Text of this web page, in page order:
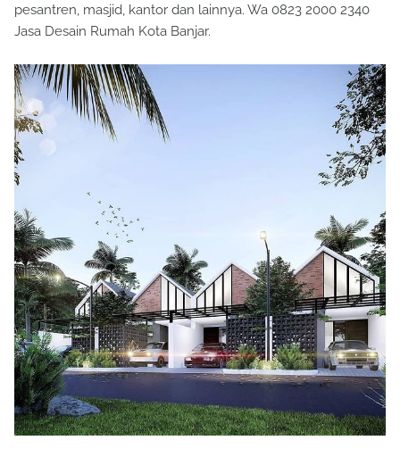
pesantren, masjid, kantor dan lainnya. Wa 0823 2000 2340
Jasa Desain Rumah Kota Banjar.